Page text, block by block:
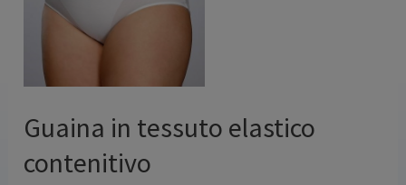
Guaina in tessuto elastico
contenitivo